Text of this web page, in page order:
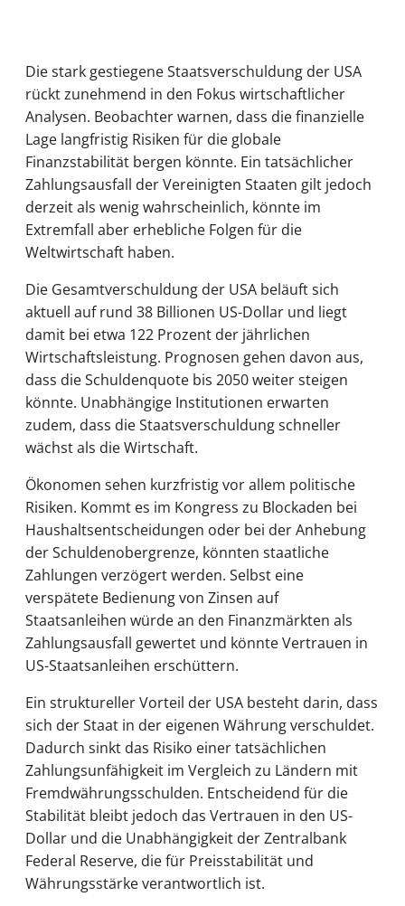
Die stark gestiegene Staatsverschuldung der USA
rückt zunehmend in den Fokus wirtschaftlicher
Analysen. Beobachter warnen, dass die finanzielle
Lage langfristig Risiken für die globale
Finanzstabilität bergen könnte. Ein tatsächlicher
Zahlungsausfall der Vereinigten Staaten gilt jedoch
derzeit als wenig wahrscheinlich, könnte im
Extremfall aber erhebliche Folgen für die
Weltwirtschaft haben.
Die Gesamtverschuldung der USA beläuft sich
aktuell auf rund 38 Billionen US-Dollar und liegt
damit bei etwa 122 Prozent der jährlichen
Wirtschaftsleistung. Prognosen gehen davon aus,
dass die Schuldenquote bis 2050 weiter steigen
könnte. Unabhängige Institutionen erwarten
zudem, dass die Staatsverschuldung schneller
wächst als die Wirtschaft.
Ökonomen sehen kurzfristig vor allem politische
Risiken. Kommt es im Kongress zu Blockaden bei
Haushaltsentscheidungen oder bei der Anhebung
der Schuldenobergrenze, könnten staatliche
Zahlungen verzögert werden. Selbst eine
verspätete Bedienung von Zinsen auf
Staatsanleihen würde an den Finanzmärkten als
Zahlungsausfall gewertet und könnte Vertrauen in
US-Staatsanleihen erschüttern.
Ein struktureller Vorteil der USA besteht darin, dass
sich der Staat in der eigenen Währung verschuldet.
Dadurch sinkt das Risiko einer tatsächlichen
Zahlungsunfähigkeit im Vergleich zu Ländern mit
Fremdwährungsschulden. Entscheidend für die
Stabilität bleibt jedoch das Vertrauen in den US-
Dollar und die Unabhängigkeit der Zentralbank
Federal Reserve, die für Preisstabilität und
Währungsstärke verantwortlich ist.